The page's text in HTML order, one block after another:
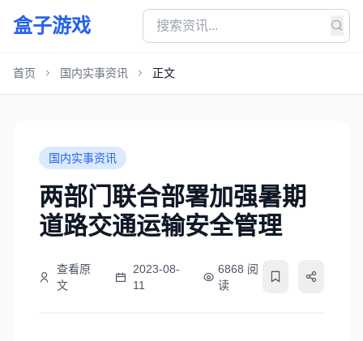
盒子游戏
首页 国内实事资讯 正文
国内实事资讯
两部门联合部署加强暑期
道路交通运输安全管理
查看原
文
2023-08-
11
6868 阅
读